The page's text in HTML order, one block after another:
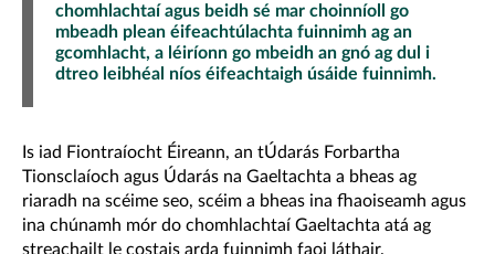
chomhlachtaí agus beidh sé mar choinníoll go
mbeadh plean éifeachtúlachta fuinnimh ag an
gcomhlacht, a léiríonn go mbeidh an gnó ag dul i
dtreo leibhéal níos éifeachtaigh úsáide fuinnimh.
Is iad Fiontraíocht Éireann, an tÚdarás Forbartha
Tionsclaíoch agus Údarás na Gaeltachta a bheas ag
riaradh na scéime seo, scéim a bheas ina fhaoiseamh agus
ina chúnamh mór do chomhlachtaí Gaeltachta atá ag
streachailt le costais arda fuinnimh faoi láthair.